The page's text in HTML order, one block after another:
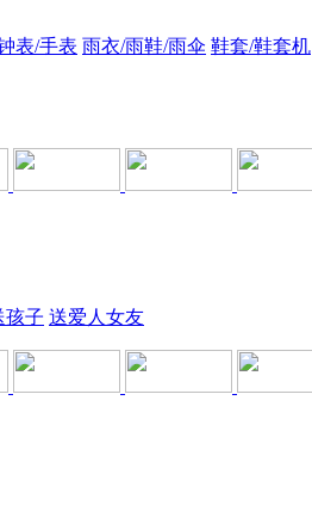
表/手表 雨衣/雨鞋/雨伞 鞋套/鞋套机
孩子 送爱人女友